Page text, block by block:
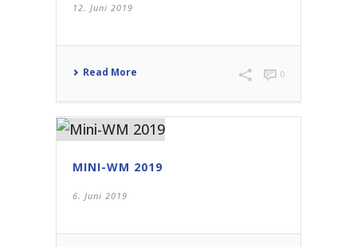
12. Juni 2019
Read More 0
MINI-WM 2019
6. Juni 2019